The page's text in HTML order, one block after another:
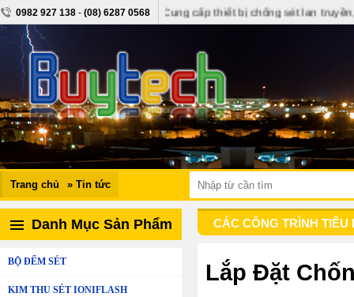
0982 927 138 - (08) 6287 0568
- buytech.vn: Cung cấp thiết bị chống sét lan truyền, thiết bị
Trang chủ » Tin tức
Danh Mục Sản Phẩm
BỘ ĐẾM SÉT
KIM THU SÉT IONIFLASH
CÁC CÔNG TRÌNH
Lắp Đặt